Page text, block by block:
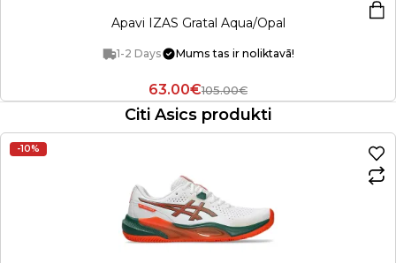
Apavi IZAS Gratal Aqua/Opal
1-2 Days Mums tas ir noliktavā!
63.00€105.00€
Citi Asics produkti
-10%